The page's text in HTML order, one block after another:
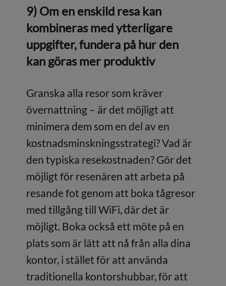
9) Om en enskild resa kan
kombineras med ytterligare
uppgifter, fundera på hur den
kan göras mer produktiv
Granska alla resor som kräver
övernattning – är det möjligt att
minimera dem som en del av en
kostnadsminskningsstrategi? Vad är
den typiska resekostnaden? Gör det
möjligt för resenären att arbeta på
resande fot genom att boka tågresor
med tillgång till WiFi, där det är
möjligt. Boka också ett möte på en
plats som är lätt att nå från alla dina
kontor, i stället för att använda
traditionella kontorshubbar, för att